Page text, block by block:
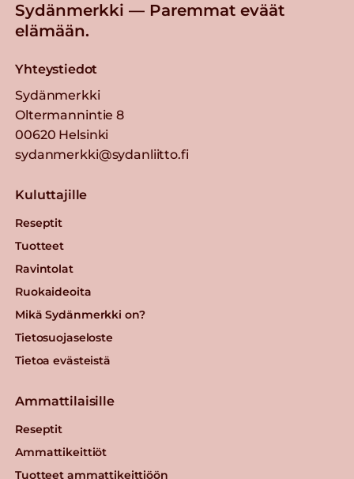
Sydänmerkki — Paremmat eväät
elämään.
Yhteystiedot
Sydänmerkki
Oltermannintie 8
00620 Helsinki
sydanmerkki@sydanliitto.fi
Kuluttajille
Reseptit
Tuotteet
Ravintolat
Ruokaideoita
Mikä Sydänmerkki on?
Tietosuojaseloste
Tietoa evästeistä
Ammattilaisille
Reseptit
Ammattikeittiöt
Tuotteet ammattikeittiöön